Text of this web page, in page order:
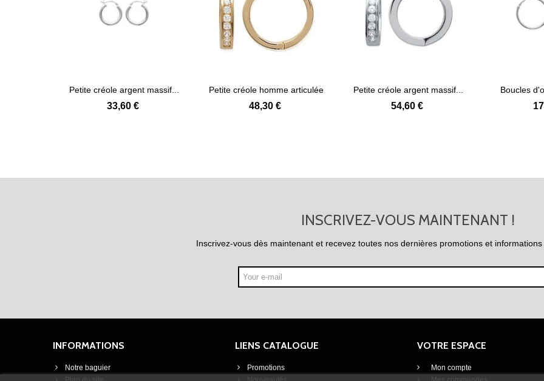
Voir plus
Petite créole argent massif...
33,60 €
Voir plus
Petite créole homme articulée
en...
48,30 €
Voir plus
Petite créole argent massif...
54,60 €
Boucles
INSCRIVEZ-VOUS MAINTENANT !
Inscrivez-vous dès maintenant et recevez toutes nos dernières promotions et
INFORMATIONS
Notre baguier
LIENS CATALOGUE
Promotions
VOTRE ESPACE
Mon compte